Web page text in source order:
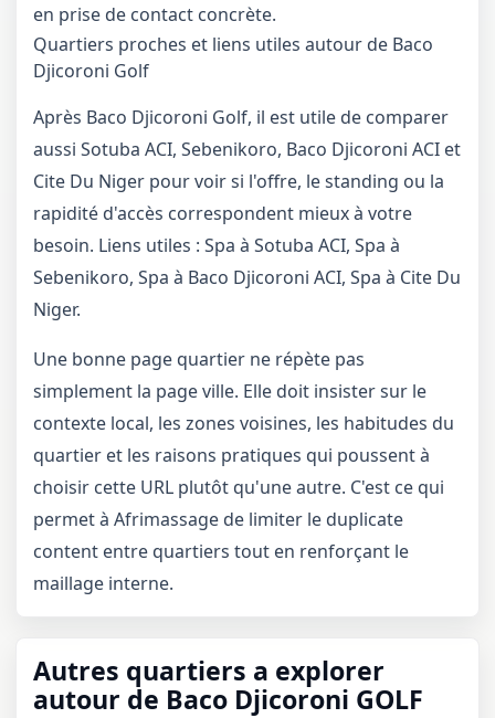
en prise de contact concrète.
Quartiers proches et liens utiles autour de Baco
Djicoroni Golf
Après Baco Djicoroni Golf, il est utile de comparer
aussi Sotuba ACI, Sebenikoro, Baco Djicoroni ACI et
Cite Du Niger pour voir si l'offre, le standing ou la
rapidité d'accès correspondent mieux à votre
besoin. Liens utiles :Spa à Sotuba ACI,Spa à
Sebenikoro,Spa à Baco Djicoroni ACI,Spa à Cite Du
Niger.
Une bonne page quartier ne répète pas
simplement la page ville. Elle doit insister sur le
contexte local, les zones voisines, les habitudes du
quartier et les raisons pratiques qui poussent à
choisir cette URL plutôt qu'une autre. C'est ce qui
permet à Afrimassage de limiter le duplicate
content entre quartiers tout en renforçant le
maillage interne.
Autres quartiers a explorer
autour de Baco Djicoroni GOLF